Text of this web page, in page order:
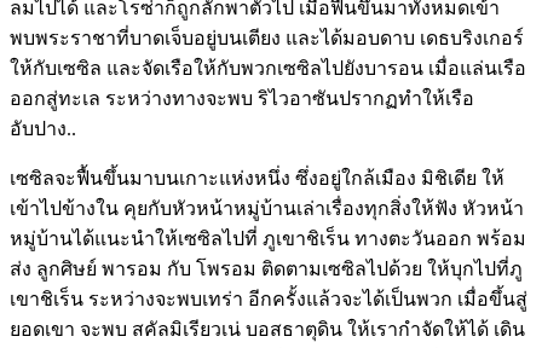
ลมไปได้ และโรซ่าก็ถูกลักพาตัวไป เมื่อฟื้นขึ้นมาทั้งหมดเข้า
พบพระราชาที่บาดเจ็บอยู่บนเตียง และได้มอบดาบ เดธบริงเกอร์
ให้กับเซซิล และจัดเรือให้กับพวกเซซิลไปยังบารอน เมื่อแล่นเรือ
ออกสู่ทะเล ระหว่างทางจะพบ ริไวอาซันปรากฏทำให้เรือ
อับปาง..
เซซิลจะฟื้นขึ้นมาบนเกาะแห่งหนึ่ง ซึ่งอยู่ใกล้เมือง มิชิเดีย ให้
เข้าไปข้างใน คุยกับหัวหน้าหมู่บ้านเล่าเรื่องทุกสิ่งให้ฟัง หัวหน้า
หมู่บ้านได้แนะนำให้เซซิลไปที่ ภูเขาชิเร็น ทางตะวันออก พร้อม
ส่ง ลูกศิษย์ พารอม กับ โพรอม ติดตามเซซิลไปด้วย ให้บุกไปที่ภู
เขาชิเร็น ระหว่างจะพบเทร่า อีกครั้งแล้วจะได้เป็นพวก เมื่อขึ้นสู่
ยอดเขา จะพบ สคัลมิเรียวเน่ บอสธาตุดิน ให้เรากำจัดให้ได้ เดิน